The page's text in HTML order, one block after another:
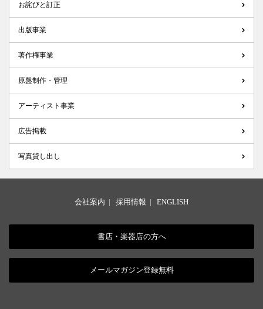
お詫びと訂正
出版事業
著作権事業
原盤制作・管理
アーティスト事業
広告掲載
写真貸し出し
会社案内 | 採用情報 | ENGLISH
書店・楽器店の方へ
メールマガジン登録無料